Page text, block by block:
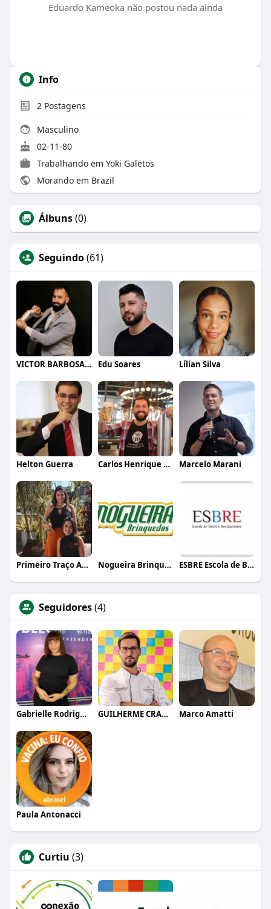
Eduardo Kameoka não postou nada ainda
Info
2 Postagens
Masculino
02-11-80
Trabalhando em Yoki Galetos
Morando em Brazil
Álbuns(0)
Seguindo(61)
VICTOR BARBOSA QUARANTA Edu Soares Lílian Silva
Helton Guerra Carlos Henrique de Faria Vasconcelos Marcelo Marani
Primeiro Traço Arquitetura Nogueira Brinquedos ESBRE Escola de Bares e Restaurantes
Seguidores(4)
Gabrielle Rodrigues GUILHERME CRAMER BALLE Marco Amatti
Paula Antonacci
Curtiu (3)